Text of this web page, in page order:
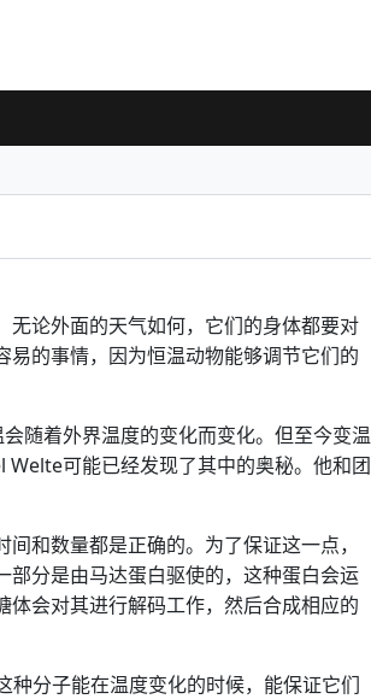
论外面的天气如何，它们的身体都要对
的事情，因为恒温动物能够调节它们的
随着外界温度的变化而变化。但至今变温
可能已经发现了其中的奥秘。他和团
和数量都是正确的。为了保证这一点，
分是由马达蛋白驱使的，这种蛋白会运
体会对其进行解码工作，然后合成相应的
种分子能在温度变化的时候，能保证它们